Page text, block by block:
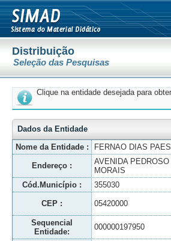
Distribuição
Seleção das Pesquisas
Clique na entidade desejada para
Dados da Entidade
Nome da Entidade :
FERNAO DIAS PAES
Endereço :
AVENIDA PEDROSO
MORAIS
Cód.Município : 355030
CEP : 05420000
Sequencial
Entidade:
000000197950